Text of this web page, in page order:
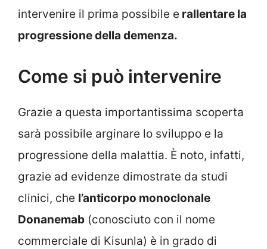
intervenire il prima possibile e rallentare la
progressione della demenza.
Come si può intervenire
Grazie a questa importantissima scoperta
sarà possibile arginare lo sviluppo e la
progressione della malattia. È noto, infatti,
grazie ad evidenze dimostrate da studi
clinici, che l’anticorpo monoclonale
Donanemab (conosciuto con il nome
commerciale di Kisunla) è in grado di